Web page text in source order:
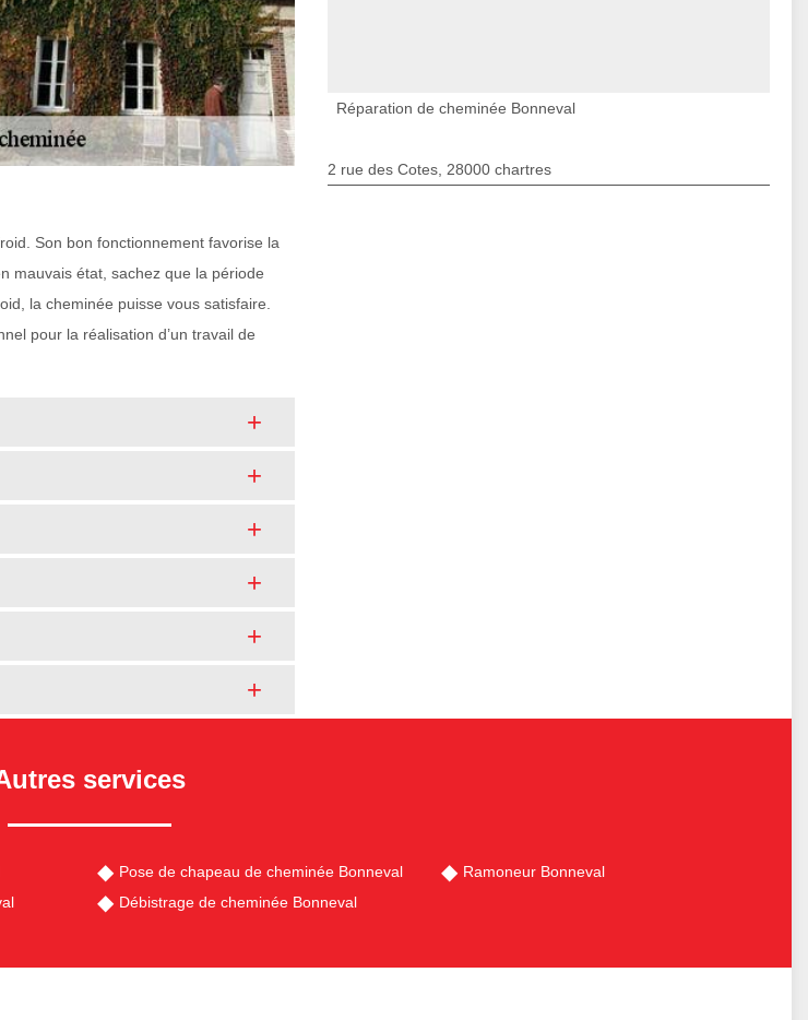
Son bon fonctionnement favorise la
mauvais état, sachez que la période
la cheminée puisse vous satisfaire.
pour la réalisation d’un travail de
Réparation de cheminée Bonneval
2 rue des Cotes, 28000 chartres
services
Pose de chapeau de cheminée Bonneval
Débistrage de cheminée Bonneval
Ramoneur Bonneval